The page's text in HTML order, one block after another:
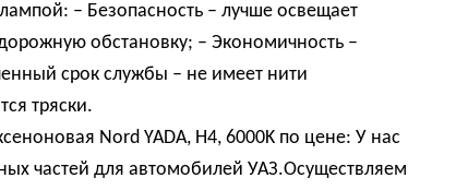
– Безопасность – лучше освещает
обстановку; – Экономичность –
срок службы – не имеет нити
тряски.
Nord YADA, H4, 6000K по цене: У нас
частей для автомобилей УАЗ.Осуществляем